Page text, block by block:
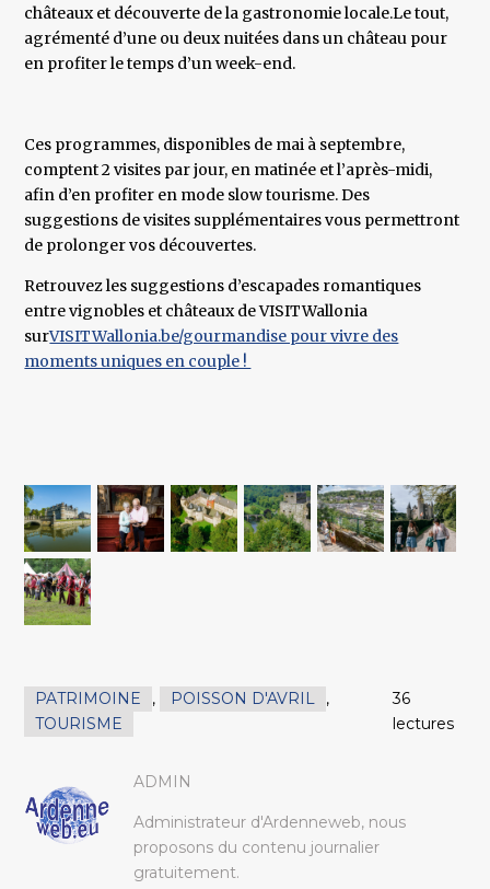
châteaux et découverte de la gastronomie locale.Le tout,
agrémenté d’une ou deux nuitées dans un château pour
en profiter le temps d’un week-end.
Ces programmes, disponibles de mai à septembre,
comptent 2 visites par jour, en matinée et l’après-midi,
afin d’en profiter en mode slow tourisme. Des
suggestions de visites supplémentaires vous permettront
de prolonger vos découvertes.
Retrouvez les suggestions d’escapades romantiques
entre vignobles et châteaux de VISITWallonia
surVISITWallonia.be/gourmandise pour vivre des
moments uniques en couple !
PATRIMOINE , POISSON D'AVRIL
,
TOURISME
36
lectures
ADMIN
Administrateur d'Ardenneweb, nous
proposons du contenu journalier
gratuitement.